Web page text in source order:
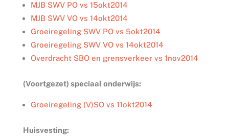
MJB SWV PO vs 15okt2014
MJB SWV VO vs 14okt2014
Groeiregeling SWV PO vs 5okt2014
Groeiregeling SWV VO vs 14okt2014
Overdracht SBO en grensverkeer vs 1nov2014
(Voortgezet) speciaal onderwijs:
Groeiregeling (V)SO vs 11okt2014
Huisvesting: